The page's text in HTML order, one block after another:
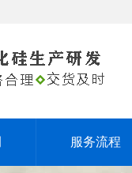
服务流程